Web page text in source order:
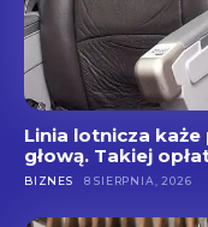
Linia lotnicza każe
głową. Takiej
BIZNES 8 SIERPNIA, 2026